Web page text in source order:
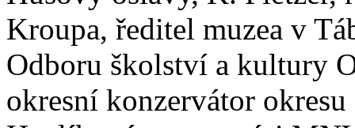
Kroupa, ředitel muzea v
Odboru školství a kultury
okresní konzervátor okresu